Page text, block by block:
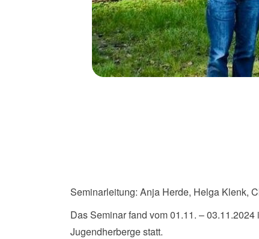
Seminarleitung: Anja Herde, Helga Klenk,
Das Seminar fand vom 01.11. –
Jugendherberge statt.